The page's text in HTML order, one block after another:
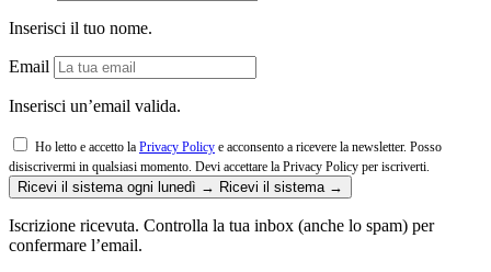
Inserisci il tuo nome.
Email
Inserisci un’email valida.
Ho letto e accetto la Privacy Policy e acconsento a ricevere la newsletter. Posso
disiscrivermi in qualsiasi momento. Devi accettare la Privacy Policy per iscriverti.
Ricevi il sistema ogni lunedì → Ricevi il sistema →
Iscrizione ricevuta. Controlla la tua inbox (anche lo spam) per
confermare l’email.